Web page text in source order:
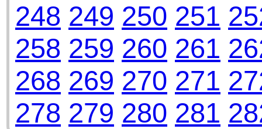
248 249 250 251
258 259 260 261
268 269 270 271
278 279 280 281